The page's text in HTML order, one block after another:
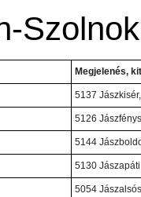
Megjelenés,
5137
5126
5144
5130
5054